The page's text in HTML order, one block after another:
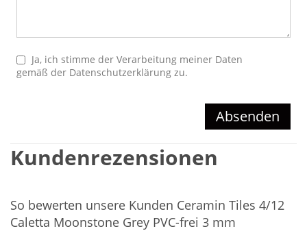
Ja, ich stimme der Verarbeitung meiner Daten
gemäß der Datenschutzerklärung zu.
Absenden
Kundenrezensionen
So bewerten unsere Kunden Ceramin Tiles 4/12
Caletta Moonstone Grey PVC-frei 3 mm